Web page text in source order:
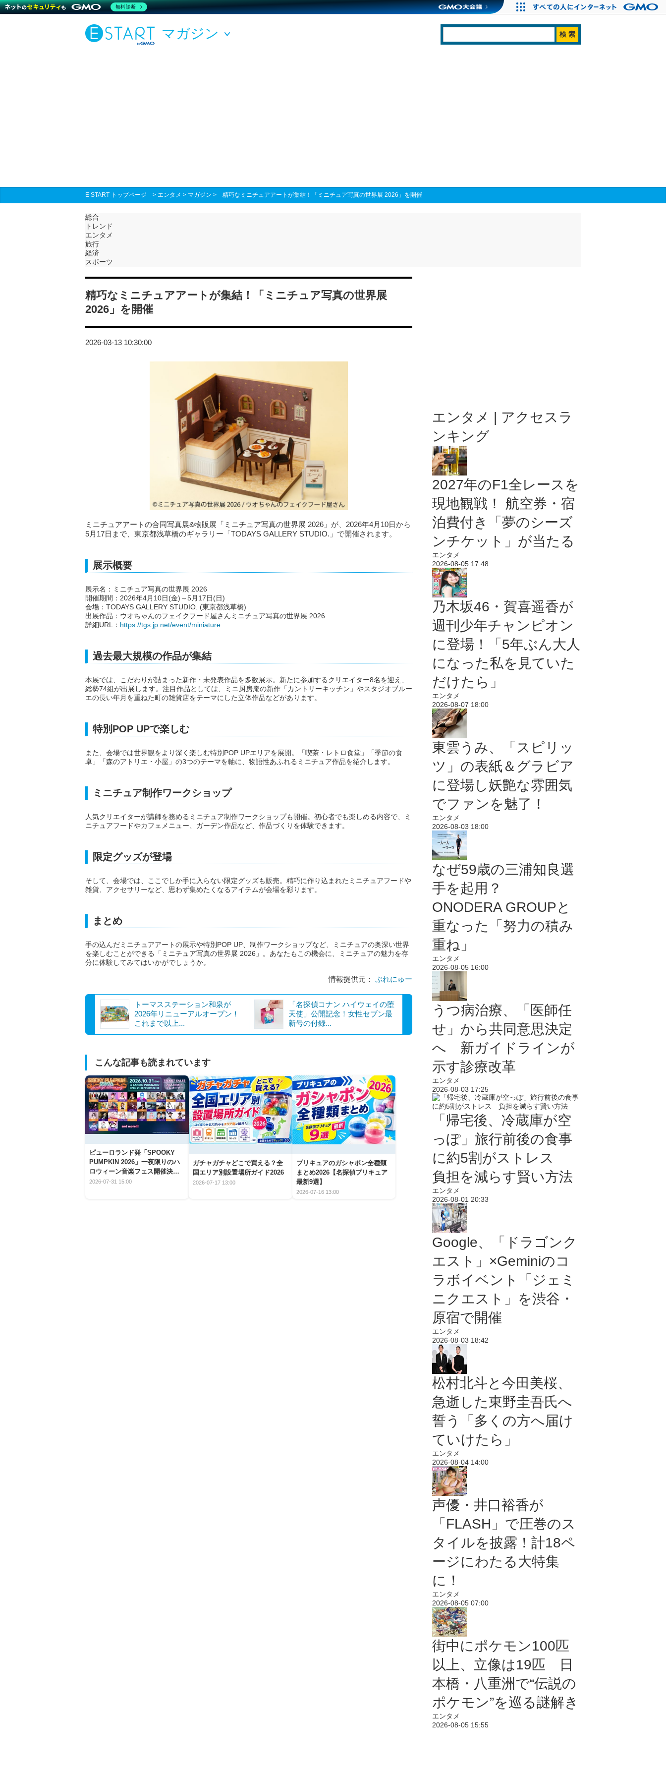
マガジン
E START トップページ > エンタメ > マガジン > 精巧なミニチュアアートが集結！「ミニチュア写真の世界展 2026」を開催
総合
トレンド
エンタメ
旅行
経済
スポーツ
精巧なミニチュアアートが集結！「ミニチュア写真の世界展
2026」を開催
2026-03-13 10:30:00
ミニチュアアートの合同写真展&物販展「ミニチュア写真の世界展 2026」が、2026年4月10日から
5月17日まで、東京都浅草橋のギャラリー「TODAYS GALLERY STUDIO.」で開催されます。
展示概要
展示名：ミニチュア写真の世界展 2026
開催期間：2026年4月10日(金)～5月17日(日)
会場：TODAYS GALLERY STUDIO. (東京都浅草橋)
出展作品：ウオちゃんのフェイクフード屋さんミニチュア写真の世界展 2026
詳細URL： https://tgs.jp.net/event/miniature
過去最大規模の作品が集結
本展では、こだわりが詰まった新作・未発表作品を多数展示。新たに参加するクリエイター8名を迎え、
総勢74組が出展します。注目作品としては、ミニ厨房庵の新作「カントリーキッチン」やスタジオブルー
エの長い年月を重ねた町の雑貨店をテーマにした立体作品などがあります。
特別POP UPで楽しむ
また、会場では世界観をより深く楽しむ特別POP UPエリアを展開。「喫茶・レトロ食堂」「季節の食
卓」「森のアトリエ・小屋」の3つのテーマを軸に、物語性あふれるミニチュア作品を紹介します。
ミニチュア制作ワークショップ
人気クリエイターが講師を務めるミニチュア制作ワークショップも開催。初心者でも楽しめる内容で、ミ
ニチュアフードやカフェメニュー、ガーデン作品など、作品づくりを体験できます。
限定グッズが登場
そして、会場では、ここでしか手に入らない限定グッズも販売。精巧に作り込まれたミニチュアフードや
雑貨、アクセサリーなど、思わず集めたくなるアイテムが会場を彩ります。
まとめ
手の込んだミニチュアアートの展示や特別POP UP、制作ワークショップなど、ミニチュアの奥深い世界
を楽しむことができる「ミニチュア写真の世界展 2026」。あなたもこの機会に、ミニチュアの魅力を存
分に体験してみてはいかがでしょうか。
情報提供元： ぷれにゅー
トーマスステーション和泉が
2026年リニューアルオープン！
これまで以上...
「名探偵コナン ハイウェイの堕
天使」公開記念！女性セブン最
新号の付録...
こんな記事も読まれています
ピューロランド発「SPOOKY
PUMPKIN 2026」一夜限りのハ
ロウィーン音楽フェス開催決
定！
2026-07-31 15:00
ガチャガチャどこで買える？全
国エリア別設置場所ガイド2026
2026-07-17 13:00
プリキュアのガシャポン全種類
まとめ2026【名探偵プリキュア
最新9選】
2026-07-16 13:00
エンタメ | アクセスラ
ンキング
2027年のF1全レースを
現地観戦！ 航空券・宿
泊費付き「夢のシーズ
ンチケット」が当たる
エンタメ
2026-08-05 17:48
乃木坂46・賀喜遥香が
週刊少年チャンピオン
に登場！「5年ぶん大人
になった私を見ていた
だけたら」
エンタメ
2026-08-07 18:00
東雲うみ、「スピリッ
ツ」の表紙＆グラビア
に登場し妖艶な雰囲気
でファンを魅了！
エンタメ
2026-08-03 18:00
なぜ59歳の三浦知良選
手を起用？
ONODERA GROUPと
重なった「努力の積み
重ね」
エンタメ
2026-08-05 16:00
うつ病治療、「医師任
せ」から共同意思決定
へ 新ガイドラインが
示す診療改革
エンタメ
2026-08-03 17:25
「帰宅後、冷蔵庫が空
っぽ」旅行前後の食事
に約5割がストレス
負担を減らす賢い方法
エンタメ
2026-08-01 20:33
Google、「ドラゴンク
エスト」×Geminiのコ
ラボイベント「ジェミ
ニクエスト」を渋谷・
原宿で開催
エンタメ
2026-08-03 18:42
松村北斗と今田美桜、
急逝した東野圭吾氏へ
誓う「多くの方へ届け
ていけたら」
エンタメ
2026-08-04 14:00
声優・井口裕香が
「FLASH」で圧巻のス
タイルを披露！計18ペ
ージにわたる大特集
に！
エンタメ
2026-08-05 07:00
街中にポケモン100匹
以上、立像は19匹 日
本橋・八重洲で“伝説の
ポケモン”を巡る謎解き
エンタメ
2026-08-05 15:55
無料診断